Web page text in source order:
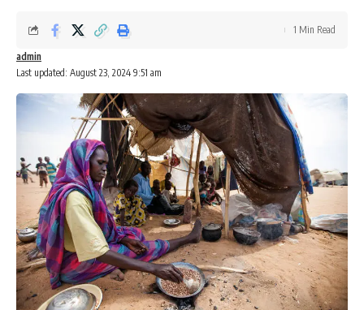
Last updated: August 23, 2024 9:51 am
admin
1 Min Read